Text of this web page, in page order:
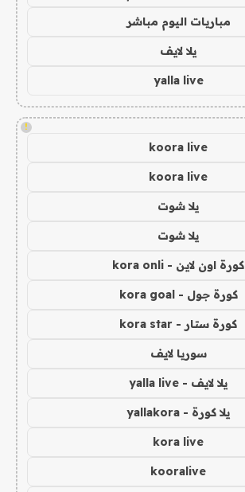
مباريات اليوم مباشر
يلا لايف
yalla live
!
koora live
koora live
يلا شوت
يلا شوت
كورة اون لاين - kora onli
كورة جول - kora goal
كورة ستار - kora star
سوريا لايف
يلا لايف - yalla live
يلا كورة - yallakora
kora live
kooralive